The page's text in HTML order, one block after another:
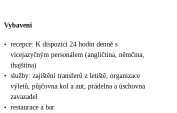
Vybavení
• recepce: K dispozici 24 hodin denně s
vícejazyčným personálem (angličtina, němčina,
thajština)
• služby: zajištění transferů z letiště, organizace
výletů, půjčovna kol a aut, prádelna a úschovna
zavazadel
• restaurace a bar